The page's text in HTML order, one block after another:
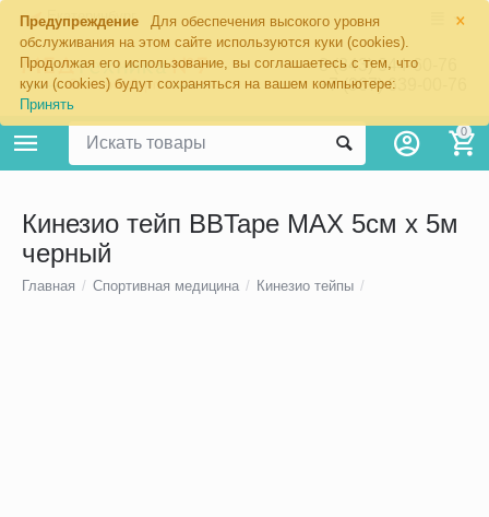
×
Предупреждение
Для обеспечения высокого уровня
обслуживания на этом сайте используются куки (cookies).
Продолжая его использование, вы соглашаетесь с тем, что
куки (cookies) будут сохраняться на вашем компьютере:
Принять
Екатеринбург
8 (343) 344-60-76
+7 (967) 639-00-76
0
Кинезио тейп BBTape MAX 5см х 5м
черный
Главная / Спортивная медицина / Кинезио тейпы /